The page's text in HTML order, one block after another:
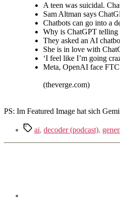
A teen was suicidal.
Sam Altman says
Chatbots can go into a
Why is ChatGPT telling
They asked an AI
She is in love with
‘I feel like I’m going
Meta, OpenAI face
(theverge.com)
PS: Im Featured Image hat sich
Schlagwörter
ai, decoder (podcast),